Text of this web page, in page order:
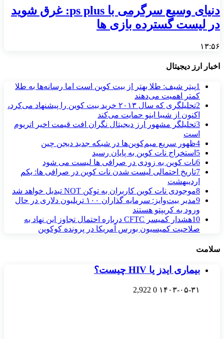
دنیای وسیع سرگرمی با ps plus: غرق شوید
در لیست گسترده بازی ها
۱۳:۵۶
اخبار ارز دیجیتال
1پیتر شیف: طلا بهتر از بیت کوین است اما رسانه‌ها به طلا
کمتر اهمیت می‌دهند
2
تحلیلگری که سال ۲۰۱۳ خرید بیت کوین را پیشنهاد می‌کرد،
اکنون از شیبا اینو حمایت می‌کند
3تحلیلگر مشهور ارز دیجیتال نگران افت قیمت اخیر اتریوم
است
4ظهور سریع میم‌کوین‌ها در شبکه جدید دیجن چین
5 استخراج نات کوین به پایان رسید
6نات کوین به‌ زودی در صرافی‌ ها لیست می‌ شود
7تاریخ احتمالی لیست شدن نات کوین در صرافی‌ ها: یکم
اردیبهشت
8موجودی نات کوین کاربران به توکن NOT تبدیل خواهد شد
9
مدیر بیت‌وایز: سرمایه گذاران ۱۰۰ تریلیون دلاری در حال
ورود به کریپتو هستند
10
هشدار کمیسر CFTC درباره احتمال تجاوز این نهاد به
صلاحیت کمیسیون بورس آمریکا در پرونده کوکوین
سلامت
بیماری ایدز یا HIV چیست؟
۱۴۰۳-۰۵-۳۱ 0
2,922